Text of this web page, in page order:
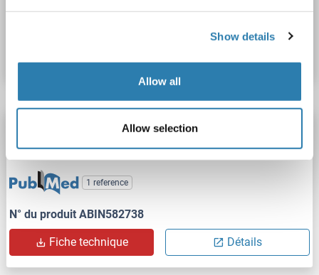
Show details
Allow all
Allow selection
GAD1 Reactivité: Rat Colorimetric 0.39-25 ng/mL
1 reference
N° du produit ABIN582738
Fiche technique Détails